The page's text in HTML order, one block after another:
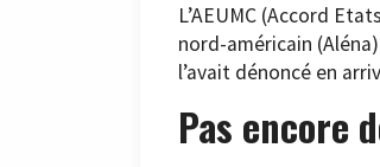
L’AEUMC (Accord
nord-américain
l’avait dénoncé en
Pas encore